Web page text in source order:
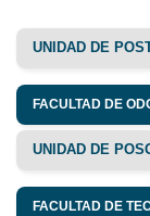
UNIDAD DE
FACULTAD DE
UNIDAD DE
FACULTAD DE